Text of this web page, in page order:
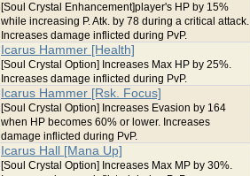
[Soul Crystal Enhancement]player's HP by 15%
while increasing P. Atk. by 78 during a critical attack.
Increases damage inflicted during PvP.
Icarus Hammer [Health]
[Soul Crystal Option] Increases Max HP by 25%.
Increases damage inflicted during PvP.
Icarus Hammer [Rsk. Focus]
[Soul Crystal Option] Increases Evasion by 164
when HP becomes 60% or lower. Increases
damage inflicted during PvP.
Icarus Hall [Mana Up]
[Soul Crystal Option] Increases Max MP by 30%.